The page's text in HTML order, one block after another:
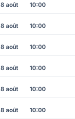
8 août 10:00
8 août 10:00
8 août 10:00
8 août 10:00
8 août 10:00
8 août 10:00